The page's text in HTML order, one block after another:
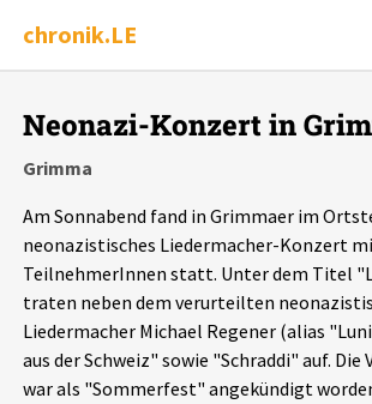
chronik.LE
Ereignis melden
Chronik
Dossiers
Leipziger Zustände
Neonazi-Konzert in
Grimma
Am Sonnabend fand in Grimmaer im
neonazistisches Liedermacher-Konzert
TeilnehmerInnen statt. Unter dem Titel
traten neben dem verurteilten
Liedermacher Michael Regener (alias
aus der Schweiz" sowie "Schraddi" auf.
war als "Sommerfest" angekündigt
Alle Ereignisse
Ereignisse Statistik
Exportieren ?